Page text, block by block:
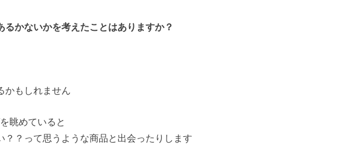
るかないかを考えたことはありますか？
かもしれません
眺めていると
？？って思うような商品と出会ったりします